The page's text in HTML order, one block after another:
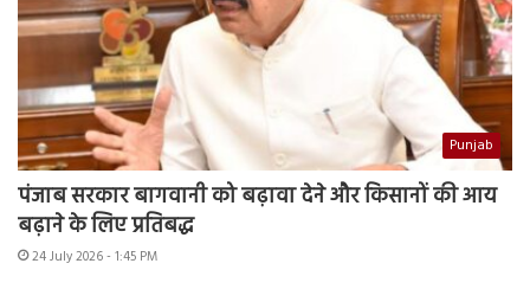
Punjab
पंजाब सरकार बागवानी को बढ़ावा देने और किसानों की आय
बढ़ाने के लिए प्रतिबद्ध
24 July 2026 - 1:45 PM